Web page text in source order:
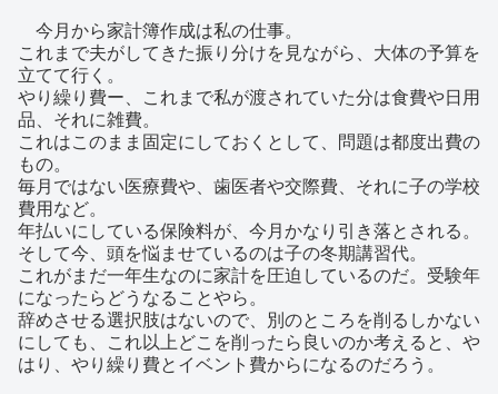
今月から家計簿作成は私の仕事。
これまで夫がしてきた振り分けを見ながら、大体の予算を
立てて行く。
やり繰り費ー、これまで私が渡されていた分は食費や日用
品、それに雑費。
これはこのまま固定にしておくとして、問題は都度出費の
もの。
毎月ではない医療費や、歯医者や交際費、それに子の学校
費用など。
年払いにしている保険料が、今月かなり引き落とされる。
そして今、頭を悩ませているのは子の冬期講習代。
これがまだ一年生なのに家計を圧迫しているのだ。受験年
になったらどうなることやら。
辞めさせる選択肢はないので、別のところを削るしかない
にしても、これ以上どこを削ったら良いのか考えると、や
はり、やり繰り費とイベント費からになるのだろう。